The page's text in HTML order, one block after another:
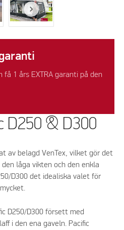
få 1 års EXTRA garanti på den
D250 & D300
av belagd VenTex, vilket gör det
låga vikten och den enkla
D300 det idealiska valet för
D250/D300 försett med
i den ena gaveln. Pacific